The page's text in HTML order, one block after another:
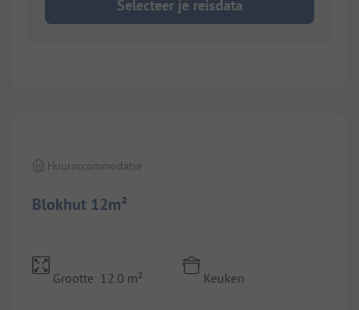
Selecteer je reisdata
Blokhut 12m²
Huuraccommodatie
Grootte: 12.0 m² Keuken